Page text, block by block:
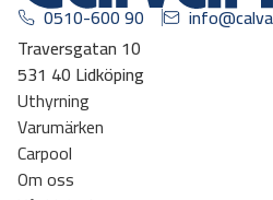
0510-600 90
Traversgatan 10
531 40 Lidköping
Uthyrning
Varumärken
Carpool
Om oss